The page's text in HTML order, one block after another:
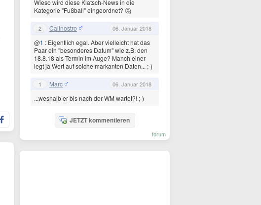
Wieso wird diese Klatsch-News in die
Kategorie "Fußball" eingeordnet? 🤔
2 Calinostro 06. Januar 2018
@1 : Eigentlich egal. Aber vielleicht hat das
Paar ein "besonderes Datum" wie z.B. den
18.8.18 als Termin im Auge? Manch einer
legt ja Wert auf solche markanten Daten... ;-)
1 Marc 06. Januar 2018
...weshalb er bis nach der WM wartet?! ;-)
JETZT kommentieren
forum